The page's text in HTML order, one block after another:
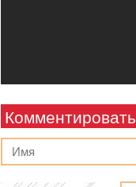
Комментировать